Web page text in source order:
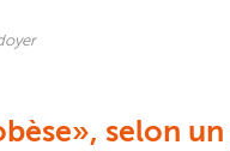
selon